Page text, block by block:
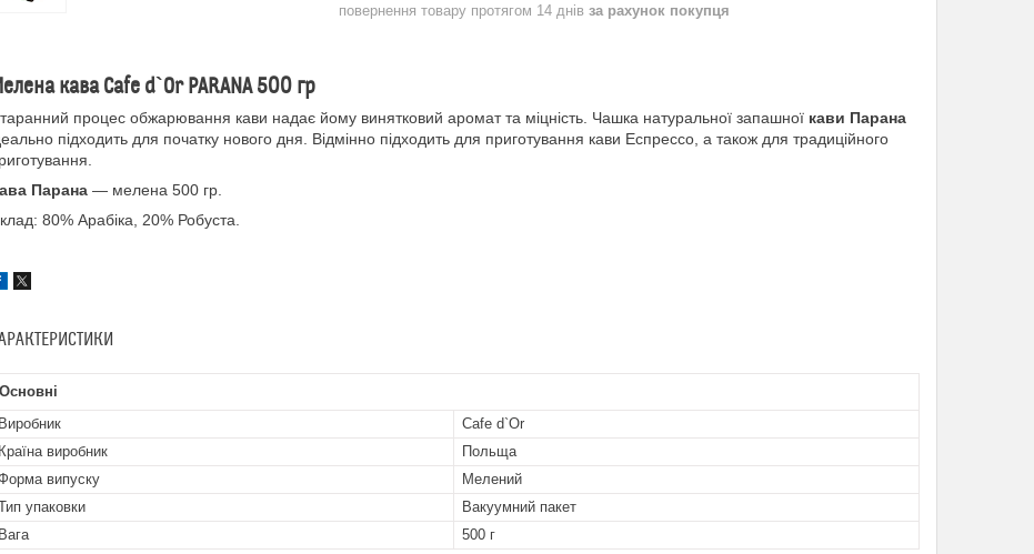
повернення товару протягом 14 днів за рахунок покупця
кава Cafe d`Or PARANA 500 гр
процес обжарювання кави надає йому винятковий аромат та міцність. Чашка натуральної запашної кави Парана
підходить для початку нового дня. Відмінно підходить для приготування кави Еспрессо, а також для традиційного
Парана ― мелена 500 гр.
80% Арабіка, 20% Робуста.
Основні
Виробник
Cafe d`Or
Країна виробник
Польща
випуску
Мелений
упаковки
Вакуумний пакет
Вага
500 г